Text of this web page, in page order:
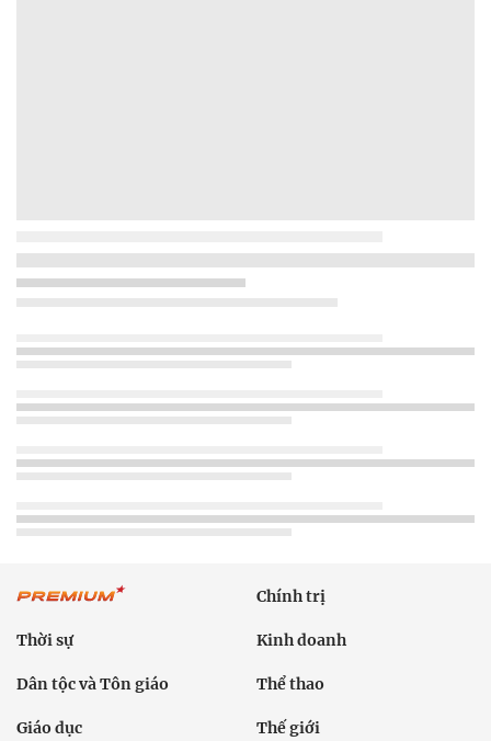
Chính trị
Thời sự Kinh doanh
Dân tộc và Tôn giáo Thể thao
Giáo dục Thế giới